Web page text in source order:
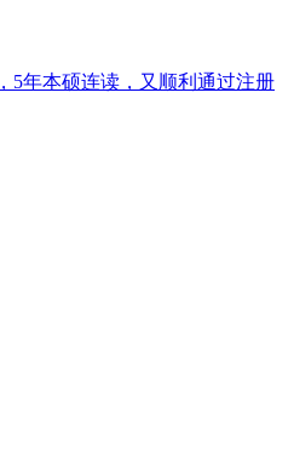
5年本硕连读，又顺利通过注册